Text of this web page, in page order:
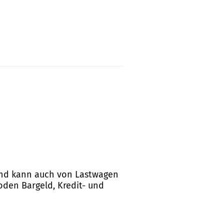
kann auch von Lastwagen
Bargeld, Kredit- und